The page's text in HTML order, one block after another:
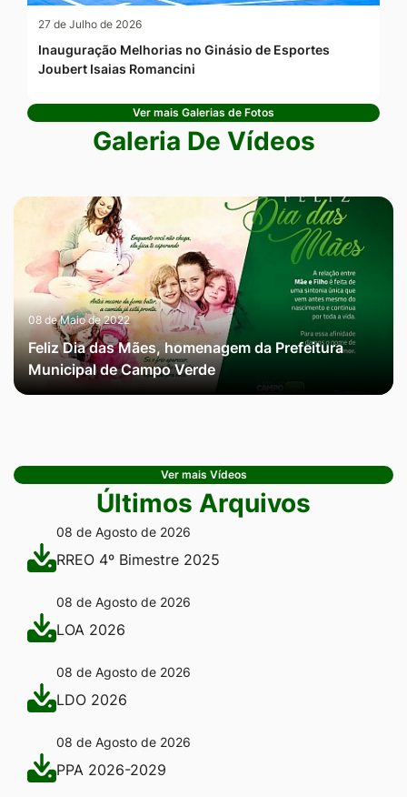
27 de Julho de 2026
Inauguração Melhorias no Ginásio de Esportes
Joubert Isaias Romancini
Ver mais Galerias de Fotos
Galeria De Vídeos
08 de Maio de 2022
Feliz Dia das Mães, homenagem da Prefeitura
Municipal de Campo Verde
Ver mais Vídeos
Últimos Arquivos
08 de Agosto de 2026
RREO 4º Bimestre 2025
08 de Agosto de 2026
LOA 2026
08 de Agosto de 2026
LDO 2026
08 de Agosto de 2026
PPA 2026-2029